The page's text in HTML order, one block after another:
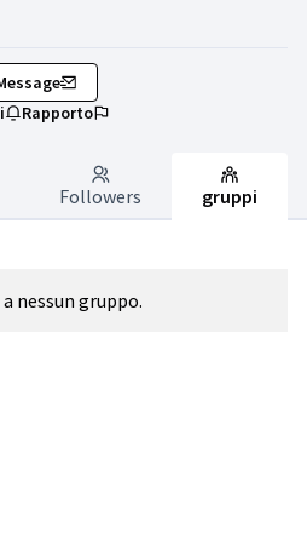
Rapporto
Followers gruppi
nessun gruppo.